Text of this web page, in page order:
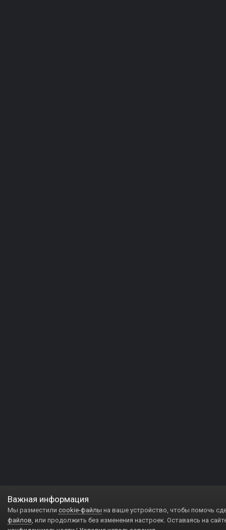
Важная информация
Мы разместили cookie-файлы на ваше устройство, чтобы помочь
файлов, или продолжить без изменения настроек. Оставаясь на